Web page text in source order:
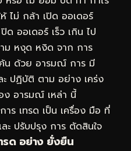
ไม่ กล้า เปิด ออเดอร์
ออเดอร์ เร็ว เกิน ไป
ม หงุด หงิด จาก การ
น ด้วย อารมณ์ การ มี
ปฏิบัติ ตาม อย่าง เคร่ง
ง อารมณ์ เหล่า นี้
ร เทรด เป็น เครื่อง มือ ที่
ะ ปรับปรุง การ ตัดสินใจ
รด อย่าง ยั่งยืน